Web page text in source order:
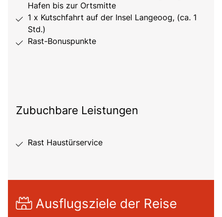
Hafen bis zur Ortsmitte
1 x Kutschfahrt auf der Insel Langeoog, (ca. 1
Std.)
Rast-Bonuspunkte
Zubuchbare Leistungen
Rast Haustürservice
Ausflugsziele der Reise